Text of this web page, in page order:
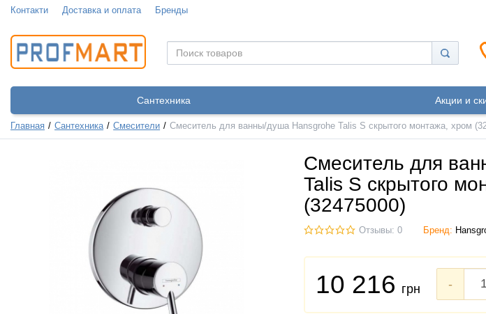
Контакти Доставка и оплата Бренды
Сантехника Акции и
Главная Сантехника Смесители Смеситель для ванны/душа Hansgrohe Talis S скрытого монтажа, хром
Смеситель для
Talis S скрытого
(32475000)
Отзывы: 0 Бренд:
10 216 грн -